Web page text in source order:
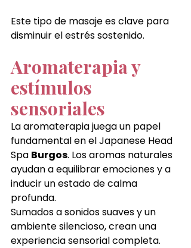
Este tipo de masaje es clave para
disminuir el estrés sostenido.
Aromaterapia y
estímulos
sensoriales
La aromaterapia juega un papel
fundamental en el Japanese Head
Spa Burgos. Los aromas naturales
ayudan a equilibrar emociones y a
inducir un estado de calma
profunda.
Sumados a sonidos suaves y un
ambiente silencioso, crean una
experiencia sensorial completa.